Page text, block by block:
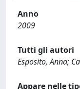
Anno
2009
Tutti gli autori
Esposito, Anna;
Appare nelle